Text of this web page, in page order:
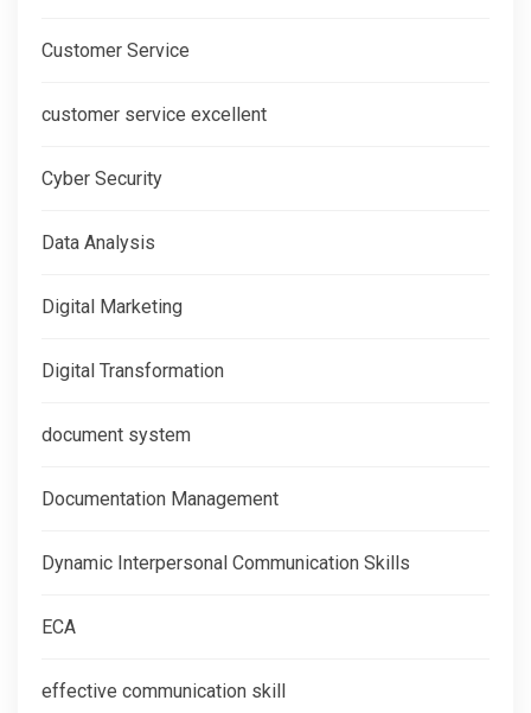
Customer Service
customer service excellent
Cyber Security
Data Analysis
Digital Marketing
Digital Transformation
document system
Documentation Management
Dynamic Interpersonal Communication Skills
ECA
effective communication skill